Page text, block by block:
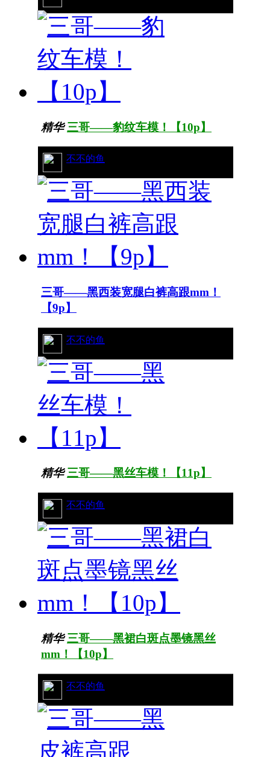
精华 三哥——豹纹车模！【10p】
不不的鱼
三哥——黑西装宽腿白裤高跟mm！
【9p】
不不的鱼
精华 三哥——黑丝车模！【11p】
不不的鱼
精华 三哥——黑裙白斑点墨镜黑丝
mm！【10p】
不不的鱼